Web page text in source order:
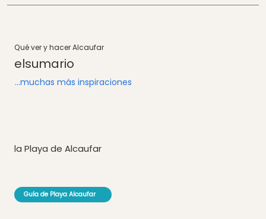
Qué ver y hacer Alcaufar
e​lsumario
...muchas más inspiraciones
la Playa de Alcaufar
Guía de Playa Alcaufar